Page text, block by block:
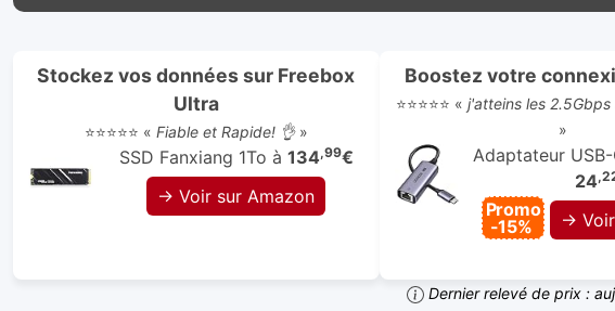
Stockez vos données sur Freebox
Ultra
⭐⭐⭐⭐⭐ « Fiable et Rapide! 👌»
SSD Fanxiang 1To à 134,99€
→ Voir sur Amazon
Boostez votre
⭐⭐⭐⭐⭐ « j'atteins les
»
Adaptateur
24
Promo
-15%
→
Dernier relevé de prix :